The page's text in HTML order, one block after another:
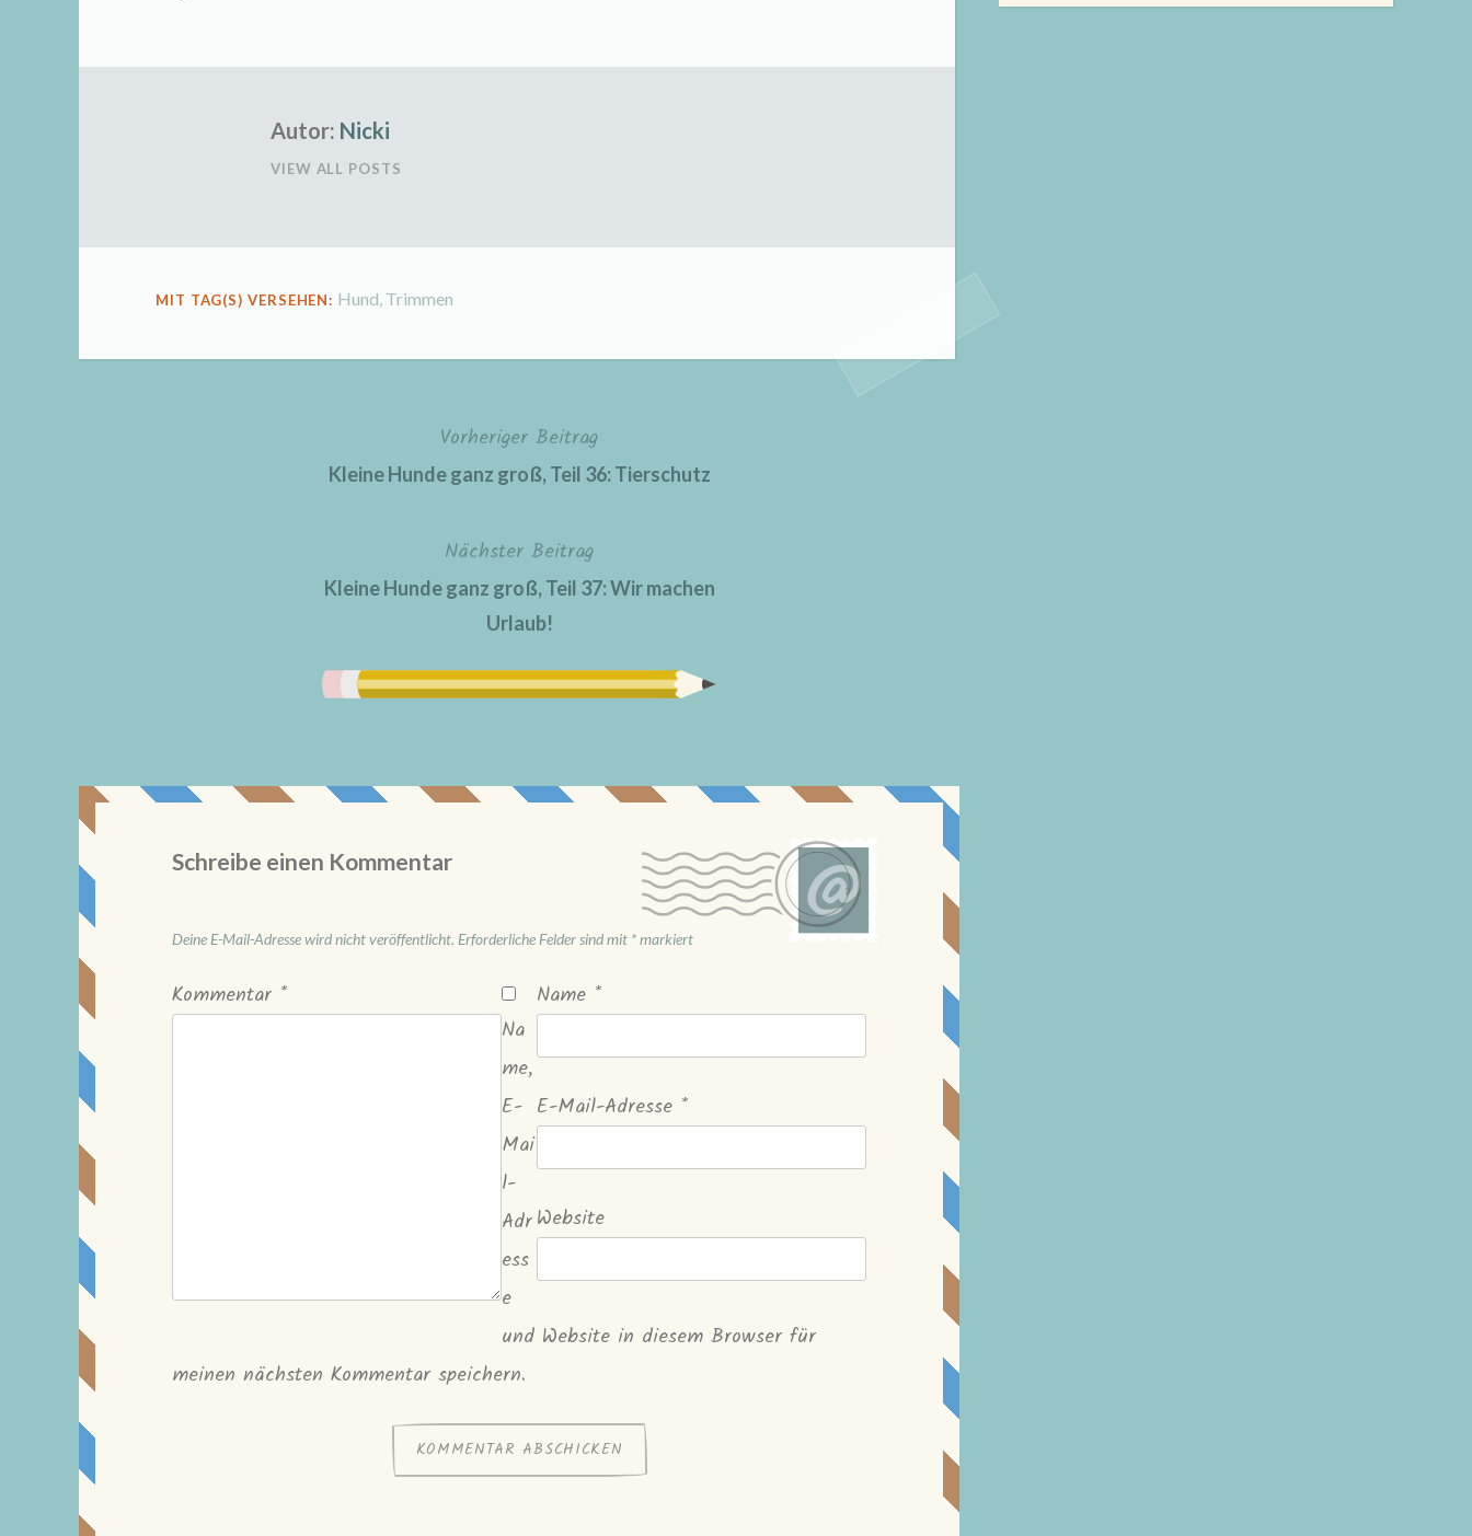
Autor: Nicki
VIEW ALL POSTS
MIT TAG(S) VERSEHEN: Hund Trimmen
Vorheriger Beitrag
Kleine Hunde ganz groß, Teil 36: Tierschutz
Nächster Beitrag
Kleine Hunde ganz groß, Teil 37: Wir machen
Urlaub!
Schreibe einen Kommentar
Deine E-Mail-Adresse wird nicht veröffentlicht. Erforderliche Felder sind mit *markiert
Kommentar * Name *
E-Mail-Adresse *
Website
Na
me,
E-
Mai
l-
Adr
ess
e
und Website in diesem Browser für
meinen nächsten Kommentar speichern.